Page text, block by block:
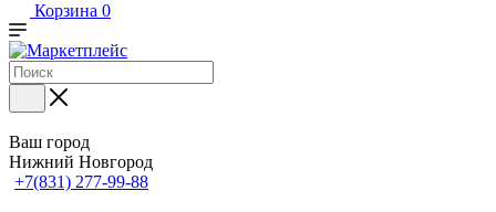
Корзина 0
Ваш город
Нижний Новгород
+7(831) 277-99-88